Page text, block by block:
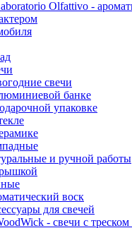
свечи
банке
упаковке
и ручной работы
воск
для свечей